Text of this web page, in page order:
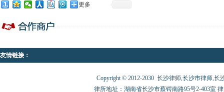
更多
友情链接：
Copyright © 2012-2030 长沙律师,长沙市律师,长
律所地址：湖南省长沙市蔡锷南路95号2-403室